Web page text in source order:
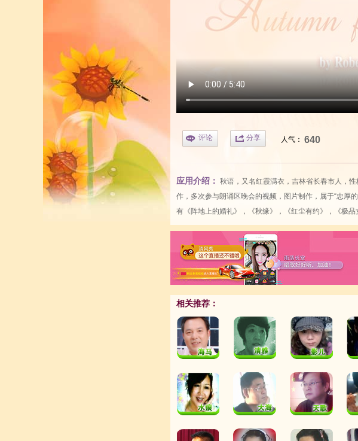
评论 分享 人气： 640
应用介绍： 秋语，又名红霞满衣，吉林省长春市人，
作，多次参与朗诵区晚会的视频，图片制作，属于“忠厚
有《阵地上的婚礼》，《秋缘》，《红尘有约》，《极品
相关推荐：